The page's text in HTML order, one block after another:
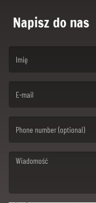
Napisz do nas